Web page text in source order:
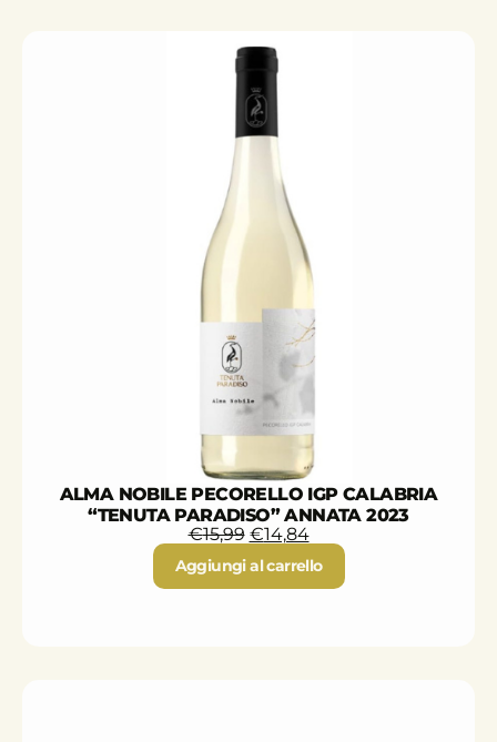
ALMA NOBILE PECORELLO IGP CALABRIA
“TENUTA PARADISO” ANNATA 2023
€15,99 €14,84
Aggiungi al carrello